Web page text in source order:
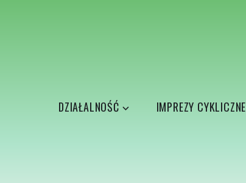
DZIAŁALNOŚĆ IMPREZY CYKLICZNE